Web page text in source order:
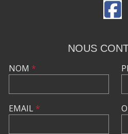
NOUS
NOM *
EMAIL*